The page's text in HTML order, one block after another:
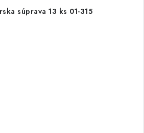
súprava 13 ks 01-315